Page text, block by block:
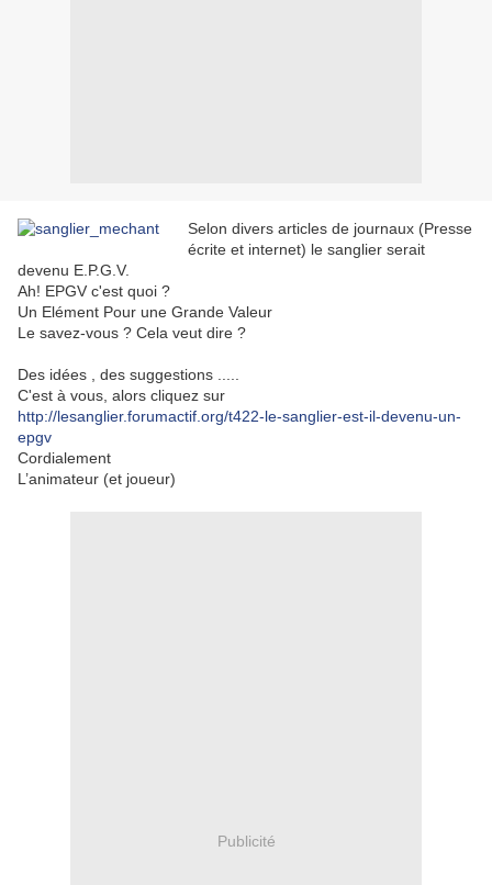
Selon divers articles de journaux (Presse
écrite et internet) le sanglier serait
devenu E.P.G.V.
Ah! EPGV c'est quoi ?
Un Elément Pour une Grande Valeur
Le savez-vous ? Cela veut dire ?
Des idées , des suggestions .....
C'est à vous, alors cliquez sur
http://lesanglier.forumactif.org/t422-le-sanglier-est-il-devenu-un-
epgv
Cordialement
L’animateur (et joueur)
Publicité